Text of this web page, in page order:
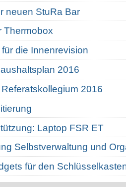
neuen StuRa Bar
Thermobox
die Innenrevision
2016
2016
Laptop FSR ET
Selbstverwaltung und
für den